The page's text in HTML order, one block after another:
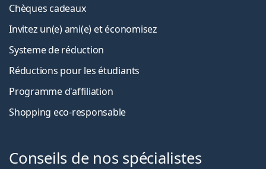
Chèques cadeaux
Invitez un(e) ami(e) et économisez
Systeme de réduction
Réductions pour les étudiants
Programme d'affiliation
Shopping eco-responsable
Conseils de nos spécialistes